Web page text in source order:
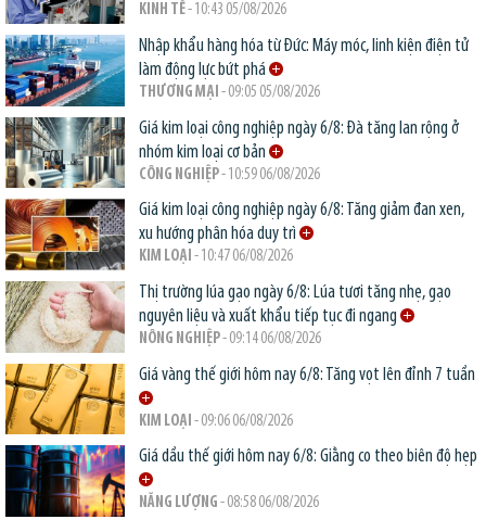
KINH TẾ- 10:43 05/08/2026
Nhập khẩu hàng hóa từ Đức: Máy móc, linh kiện điện tử
làm động lực bứt phá
THƯƠNG MẠI - 09:05 05/08/2026
Giá kim loại công nghiệp ngày 6/8: Đà tăng lan rộng ở
nhóm kim loại cơ bản
CÔNG NGHIỆP- 10:59 06/08/2026
Giá kim loại công nghiệp ngày 6/8: Tăng giảm đan xen,
xu hướng phân hóa duy trì
KIM LOẠI - 10:47 06/08/2026
Thị trường lúa gạo ngày 6/8: Lúa tươi tăng nhẹ, gạo
nguyên liệu và xuất khẩu tiếp tục đi ngang
NÔNG NGHIỆP- 09:14 06/08/2026
Giá vàng thế giới hôm nay 6/8: Tăng vọt lên đỉnh 7 tuần
KIM LOẠI - 09:06 06/08/2026
Giá dầu thế giới hôm nay 6/8: Giằng co theo biên độ hẹp
NĂNG LƯỢNG - 08:58 06/08/2026